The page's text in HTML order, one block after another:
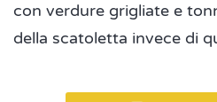
con verdure grigliate e
della scatoletta invece di